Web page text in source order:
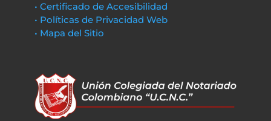
• Certificado de Accesibilidad
• Políticas de Privacidad Web
• Mapa del Sitio